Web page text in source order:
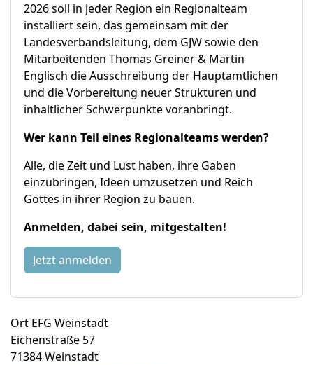
2026 soll in jeder Region ein Regionalteam
installiert sein, das gemeinsam mit der
Landesverbandsleitung, dem GJW sowie den
Mitarbeitenden Thomas Greiner & Martin
Englisch die Ausschreibung der Hauptamtlichen
und die Vorbereitung neuer Strukturen und
inhaltlicher Schwerpunkte voranbringt.
Wer kann Teil eines Regionalteams werden?
Alle, die Zeit und Lust haben, ihre Gaben
einzubringen, Ideen umzusetzen und Reich
Gottes in ihrer Region zu bauen.
Anmelden, dabei sein, mitgestalten!
Jetzt anmelden
Ort EFG Weinstadt
Eichenstraße 57
71384 Weinstadt